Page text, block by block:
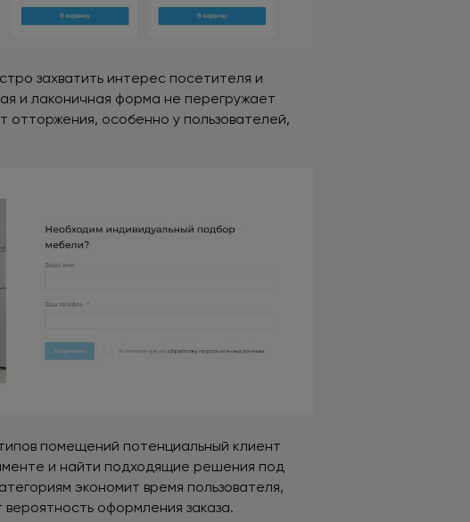
захватить интерес посетителя и
и лаконичная форма не перегружает
отторжения, особенно у пользователей,
помещений потенциальный клиент
и найти подходящие решения под
экономит время пользователя,
оформления заказа.